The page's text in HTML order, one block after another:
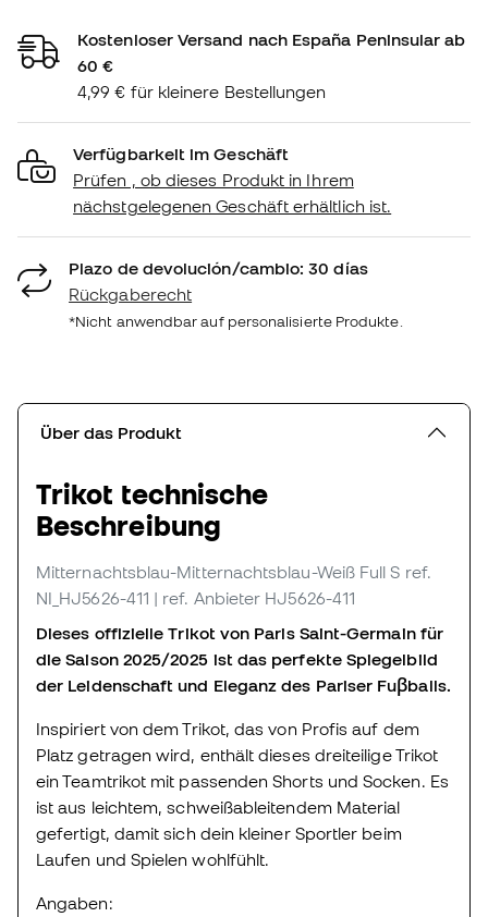
Kostenloser Versand nach España Peninsular ab
60 €
4,99 € für kleinere Bestellungen
Verfügbarkeit im Geschäft
Prüfen , ob dieses Produkt in Ihrem
nächstgelegenen Geschäft erhältlich ist.
Plazo de devolución/cambio: 30 días
Rückgaberecht
*Nicht anwendbar auf personalisierte Produkte.
Über das Produkt
Trikot technische
Beschreibung
Mitternachtsblau-Mitternachtsblau-Weiß Full S ref.
NI_HJ5626-411 | ref. Anbieter HJ5626-411
Dieses offizielle Trikot von Paris Saint-Germain für
die Saison 2025/2025 ist das perfekte Spiegelbild
der Leidenschaft und Eleganz des Pariser Fuβballs.
Inspiriert von dem Trikot, das von Profis auf dem
Platz getragen wird, enthält dieses dreiteilige Trikot
ein Teamtrikot mit passenden Shorts und Socken. Es
ist aus leichtem, schweißableitendem Material
gefertigt, damit sich dein kleiner Sportler beim
Laufen und Spielen wohlfühlt.
Angaben: